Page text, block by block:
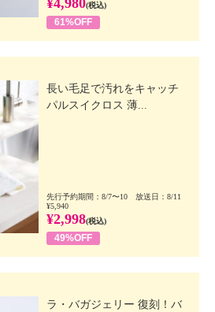
¥4,980(税込)
61%OFF
長い毛足で汚れをキャッチ
パルスイクロス 薄...
先行予約期間：8/7〜10 放送日：8/11
¥5,940
¥2,998(税込)
49%OFF
ラ・バガジェリー 復刻！バ